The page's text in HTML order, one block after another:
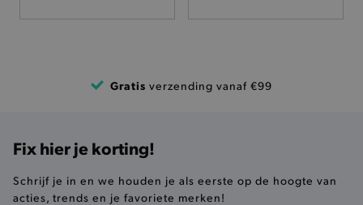
Gratis verzending vanaf €99
Fix hier je korting!
Schrijf je in en we houden je als eerste op de hoogte van
acties, trends en je favoriete merken!
smulervaring op de site en zorgen ervoor dat de
selected-val